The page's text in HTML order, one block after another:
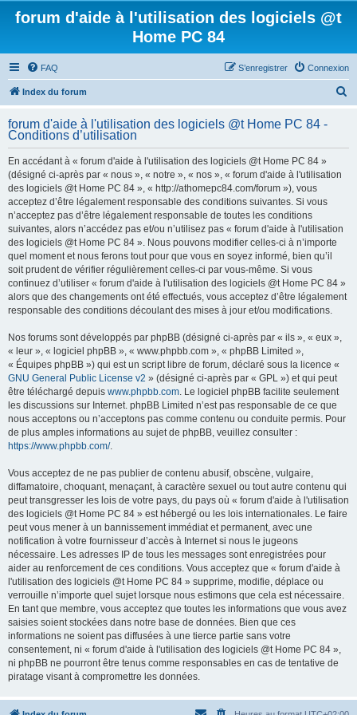
forum d'aide à l'utilisation des logiciels @t
Home PC 84
FAQ Connexion
S’enregistrer
Index du forum
h
forum d'aide à l'utilisation des logiciels @t Home PC 84 -
Conditions d’utilisation
En accédant à « forum d'aide à l'utilisation des logiciels @t Home PC 84 »
(désigné ci-après par « nous », « notre », « nos », « forum d'aide à l'utilisation
des logiciels @t Home PC 84 », « http://athomepc84.com/forum »), vous
acceptez d’être légalement responsable des conditions suivantes. Si vous
n’acceptez pas d’être légalement responsable de toutes les conditions
suivantes, alors n’accédez pas et/ou n’utilisez pas « forum d'aide à l'utilisation
des logiciels @t Home PC 84 ». Nous pouvons modifier celles-ci à n’importe
quel moment et nous ferons tout pour que vous en soyez informé, bien qu’il
soit prudent de vérifier régulièrement celles-ci par vous-même. Si vous
continuez d’utiliser « forum d'aide à l'utilisation des logiciels @t Home PC 84 »
alors que des changements ont été effectués, vous acceptez d’être légalement
responsable des conditions découlant des mises à jour et/ou modifications.
Nos forums sont développés par phpBB (désigné ci-après par « ils », « eux »,
« leur », « logiciel phpBB », « www.phpbb.com », « phpBB Limited »,
« Équipes phpBB ») qui est un script libre de forum, déclaré sous la licence «
GNU General Public License v2 » (désigné ci-après par « GPL ») et qui peut
être téléchargé depuis www.phpbb.com. Le logiciel phpBB facilite seulement
les discussions sur Internet. phpBB Limited n’est pas responsable de ce que
nous acceptons ou n’acceptons pas comme contenu ou conduite permis. Pour
de plus amples informations au sujet de phpBB, veuillez consulter :
https://www.phpbb.com/.
Vous acceptez de ne pas publier de contenu abusif, obscène, vulgaire,
diffamatoire, choquant, menaçant, à caractère sexuel ou tout autre contenu qui
peut transgresser les lois de votre pays, du pays où « forum d'aide à l'utilisation
des logiciels @t Home PC 84 » est hébergé ou les lois internationales. Le faire
peut vous mener à un bannissement immédiat et permanent, avec une
notification à votre fournisseur d’accès à Internet si nous le jugeons
nécessaire. Les adresses IP de tous les messages sont enregistrées pour
aider au renforcement de ces conditions. Vous acceptez que « forum d'aide à
l'utilisation des logiciels @t Home PC 84 » supprime, modifie, déplace ou
verrouille n’importe quel sujet lorsque nous estimons que cela est nécessaire.
En tant que membre, vous acceptez que toutes les informations que vous avez
saisies soient stockées dans notre base de données. Bien que ces
informations ne soient pas diffusées à une tierce partie sans votre
consentement, ni « forum d'aide à l'utilisation des logiciels @t Home PC 84 »,
ni phpBB ne pourront être tenus comme responsables en cas de tentative de
piratage visant à compromettre les données.